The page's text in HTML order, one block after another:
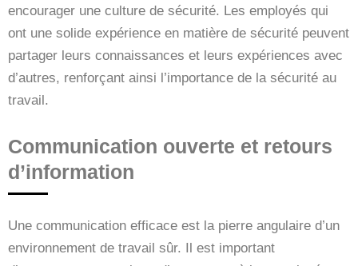
encourager une culture de sécurité. Les employés qui
ont une solide expérience en matière de sécurité peuvent
partager leurs connaissances et leurs expériences avec
d’autres, renforçant ainsi l’importance de la sécurité au
travail.
Communication ouverte et retours
d’information
Une communication efficace est la pierre angulaire d’un
environnement de travail sûr. Il est important